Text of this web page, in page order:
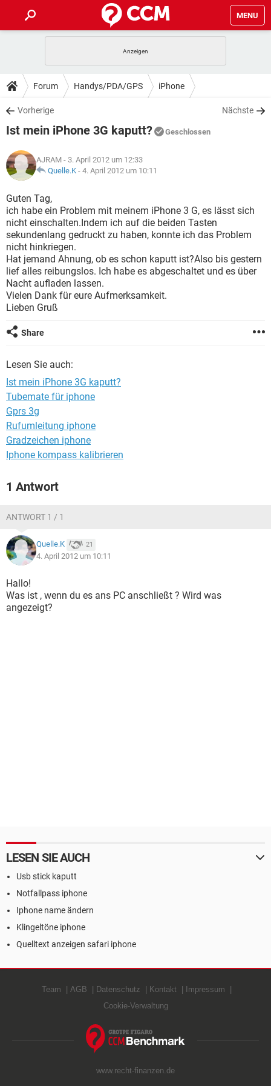
MENU
ANDROID IOS
WINDOWS 10
WHATSAPP TIKTOK
FACEBOOK
TIPPS & TRICKS
SPIELE STREAMING
WHATSAPP
FACEBOOK
DOWNLOADS
SPIELE STREAMING
ANDROID
WINDOWS 10 INSTAGRAM
WHATSAPP
FACEBOOK HARDWARE
SPIELE
ANDROID
WINDOWS 10
WHATSAPP TIKTOK
FACEBOOK
LEXIKON
SPIELE
ANDROID IOS
WINDOWS 10 INSTAGRAM
WHATSAPP TIKTOK
FACEBOOK HARDWARE
Forum Handys/PDA/GPS iPhone
Vorherige Nächste
Ist mein iPhone 3G kaputt? Geschlossen
AJRAM - 3. April 2012 um 12:33
Quelle.K - 4. April 2012 um 10:11
Guten Tag,
ich habe ein Problem mit meinem iPhone 3 G, es lässt sich
nicht einschalten.Indem ich auf die beiden Tasten
sekundenlang gedruckt zu haben, konnte ich das Problem
nicht hinkriegen.
Hat jemand Ahnung, ob es schon kaputt ist?Also bis gestern
lief alles reibungslos. Ich habe es abgeschaltet und es über
Nacht aufladen lassen.
Vielen Dank für eure Aufmerksamkeit.
Lieben Gruß
Share
Lesen Sie auch:
Ist mein iPhone 3G kaputt?
Tubemate für iphone
Gprs 3g
Rufumleitung iphone
Gradzeichen iphone
Iphone kompass kalibrieren
1 Antwort
ANTWORT 1 / 1
Quelle.K 21
4. April 2012 um 10:11
Hallo!
Was ist , wenn du es ans PC anschließt ? Wird was
angezeigt?
LESEN SIE AUCH
Usb stick kaputt
Notfallpass iphone
Iphone name ändern
Klingeltöne iphone
Quelltext anzeigen safari iphone
Team AGB Datenschutz Kontakt
Impressum
Cookie-Verwaltung
www.recht-finanzen.de